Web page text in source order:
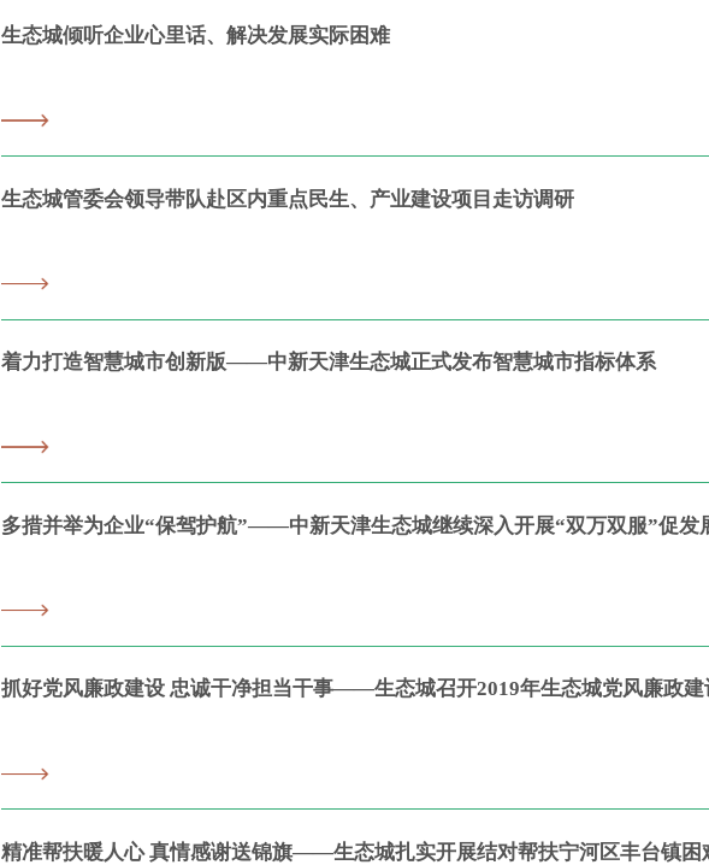
生态城倾听企业心里话、解决发展实际困难
生态城管委会领导带队赴区内重点民生、产业建设项目走访调研
着力打造智慧城市创新版——中新天津生态城正式发布智慧城市指标体系
多措并举为企业“保驾护航”——中新天津生态城继续深入开展“双万双服”促发
抓好党风廉政建设 忠诚干净担当干事——生态城召开2019年生态城党风廉政建
精准帮扶暖人心 真情感谢送锦旗——生态城扎实开展结对帮扶宁河区丰台镇困